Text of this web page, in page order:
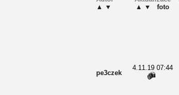
▲ ▼
▲ ▼ foto
pe3czek
4.11.19 07:44